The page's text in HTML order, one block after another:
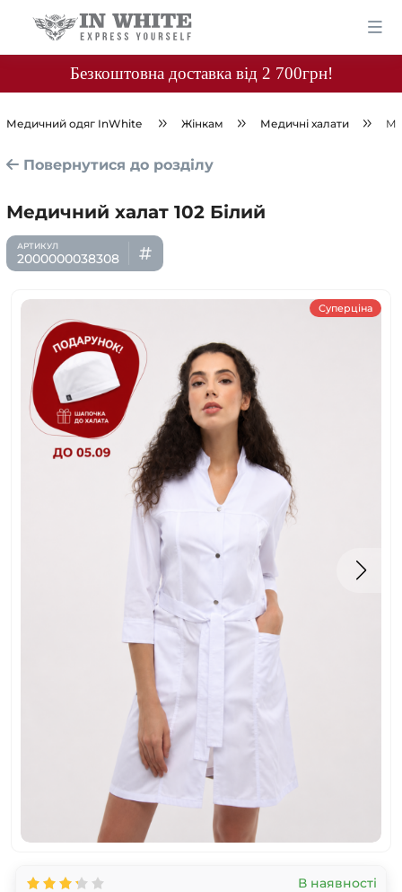
Безкоштовна доставка від 2 700грн!
Медичний одяг InWhite Жінкам Медичні халати
Повернутися до розділу
Медичний халат 102 Білий
2000000038308
Суперціна
В наявності